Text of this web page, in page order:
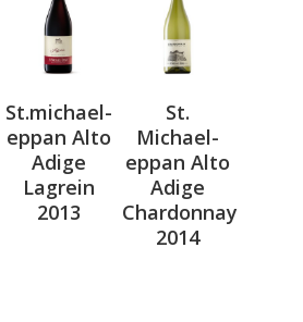
St.
Michael-
eppan Alto
Adige
Chardonnay
2014
St.michael-
eppan Alto
Adige
Lagrein
2013